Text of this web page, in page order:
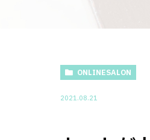
ONLINESALON
2021.08.21